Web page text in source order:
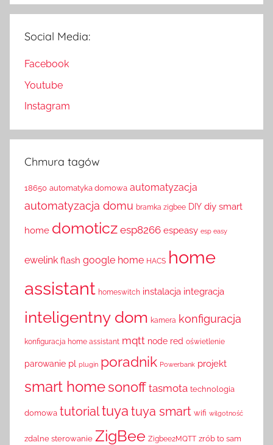
Social Media:
Facebook
Youtube
Instagram
Chmura tagów
18650 automatyka domowa automatyzacja
automatyzacja domu bramka zigbee DIY diy smart
home domoticz esp8266 espeasy esp easy
ewelink flash google home HACS home
assistant homeswitch instalacja integracja
inteligentny dom kamera konfiguracja
konfiguracja home assistant mqtt node red oświetlenie
parowanie pl plugin poradnik Powerbank projekt
smart home sonoff tasmota technologia
domowa tutorialtuya tuya smart wifi wilgotność
zdalne sterowanie ZigBee Zigbee2MQTT zrób to sam